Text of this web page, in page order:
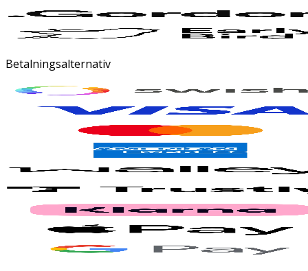
Betalningsalternativ